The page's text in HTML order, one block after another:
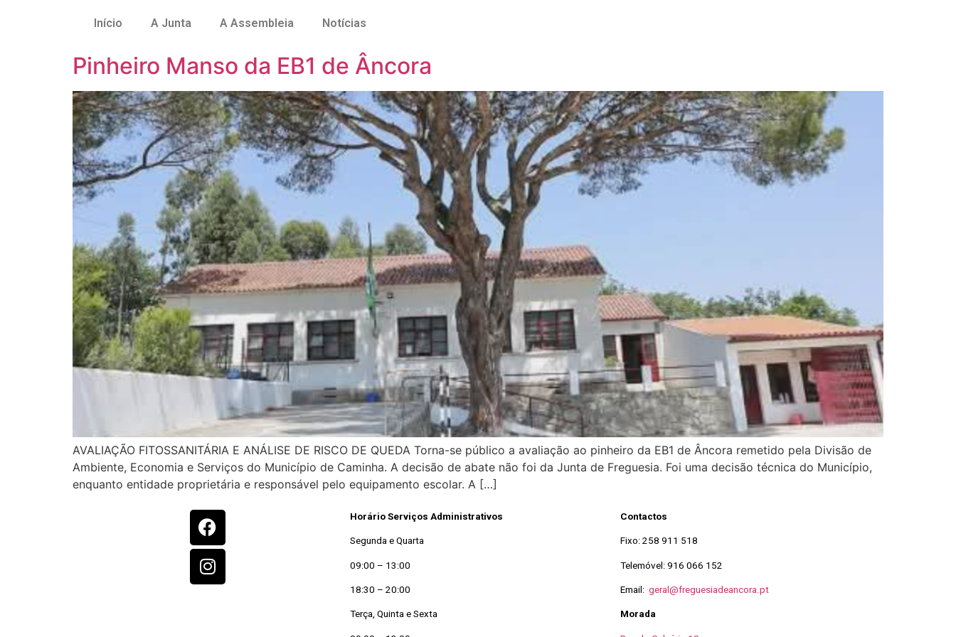
Início A Junta A Assembleia Notícias
Pinheiro Manso da EB1 de Âncora
AVALIAÇÃO FITOSSANITÁRIA E ANÁLISE DE RISCO DE QUEDA Torna-se público a avaliação ao pinheiro da EB1 de Âncora remetido pela Divisão de
Ambiente, Economia e Serviços do Município de Caminha. A decisão de abate não foi da Junta de Freguesia. Foi uma decisão técnica do Município,
enquanto entidade proprietária e responsável pelo equipamento escolar. A […]
Horário Serviços Administrativos
Segunda e Quarta
09:00 – 13:00
18:30 – 20:00
Terça, Quinta e Sexta
Contactos
Fixo: 258 911 518
Telemóvel: 916 066 152
Email: geral@freguesiadeancora.pt
Morada